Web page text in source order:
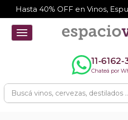
Hasta 40% OFF en Vinos,
Toggle
navigation
11-
Chateá por